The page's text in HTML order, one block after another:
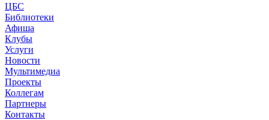
ЦБС
Библиотеки
Афиша
Клубы
Услуги
Новости
Мультимедиа
Проекты
Коллегам
Партнеры
Контакты